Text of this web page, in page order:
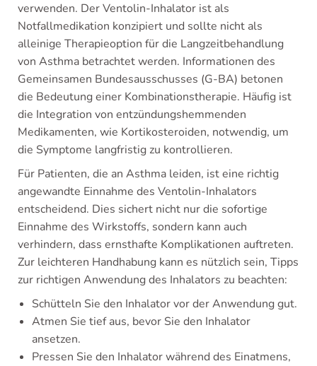
verwenden. Der Ventolin-Inhalator ist als
Notfallmedikation konzipiert und sollte nicht als
alleinige Therapieoption für die Langzeitbehandlung
von Asthma betrachtet werden. Informationen des
Gemeinsamen Bundesausschusses (G-BA) betonen
die Bedeutung einer Kombinationstherapie. Häufig ist
die Integration von entzündungshemmenden
Medikamenten, wie Kortikosteroiden, notwendig, um
die Symptome langfristig zu kontrollieren.
Für Patienten, die an Asthma leiden, ist eine richtig
angewandte Einnahme des Ventolin-Inhalators
entscheidend. Dies sichert nicht nur die sofortige
Einnahme des Wirkstoffs, sondern kann auch
verhindern, dass ernsthafte Komplikationen auftreten.
Zur leichteren Handhabung kann es nützlich sein, Tipps
zur richtigen Anwendung des Inhalators zu beachten:
Schütteln Sie den Inhalator vor der Anwendung gut.
Atmen Sie tief aus, bevor Sie den Inhalator
ansetzen.
Pressen Sie den Inhalator während des Einatmens,